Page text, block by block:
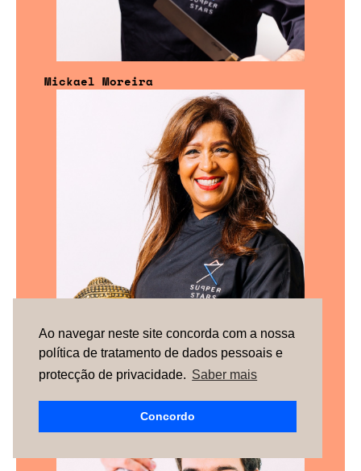
Ao navegar neste site concorda com a nossa
política de tratamento de dados pessoais e
protecção de privacidade. Saber mais
Concordo
Mickael Moreira
Riz Bakht